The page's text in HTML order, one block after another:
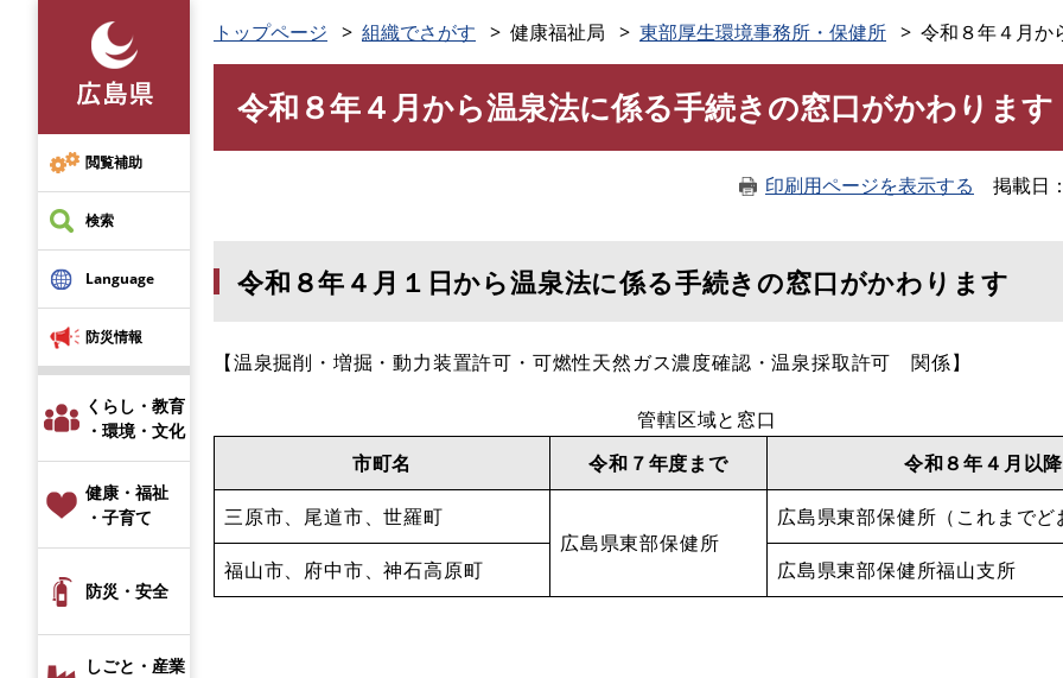
先
頭
で
す
閲覧補助
検索
Language
防災情報
くらし・教育
・環境・文化
健康・福祉
・子育て
防災・安全
しごと・産業
トップページ 組織でさがす 健康福祉局 東部厚生環境事務所・保健所 令和８年４月か
令和８年４月から温泉法に係る手続きの窓口がかわります
印刷用ページを表示する 掲載日
令和８年４月１日から温泉法に係る手続きの窓口がかわります
【温泉掘削・増掘・動力装置許可・可燃性天然ガス濃度確認・温泉採取許可 関係】
管轄区域と窓口
市町名
令和７年度まで 令和８年４月以降
三原市、尾道市、世羅町
広島県東部保健所
広島県東部保健所（これまでど
福山市、府中市、神石高原町 広島県東部保健所福山支所